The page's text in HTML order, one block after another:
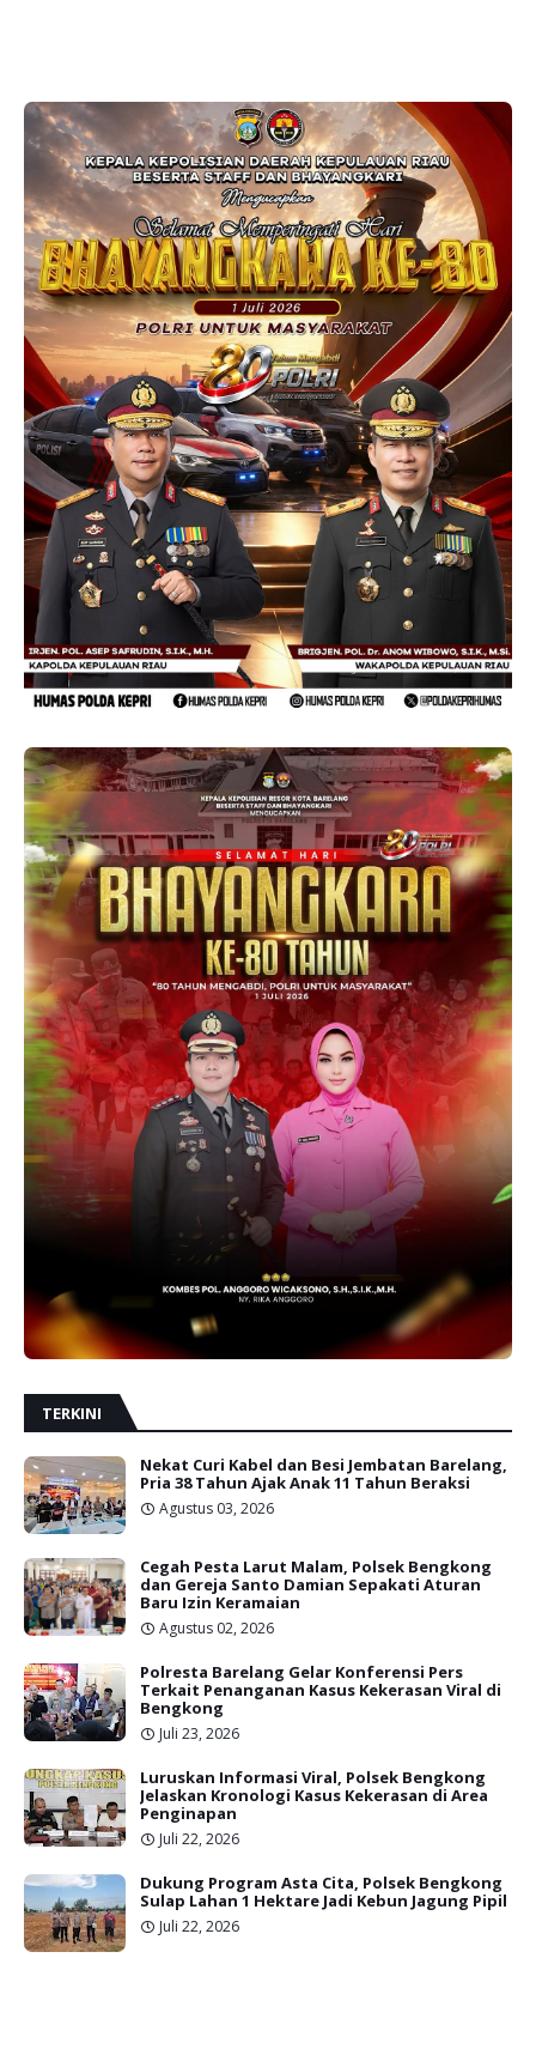
TERKINI
Nekat Curi Kabel dan Besi Jembatan Barelang,
Pria 38 Tahun Ajak Anak 11 Tahun Beraksi
Agustus 03, 2026
Cegah Pesta Larut Malam, Polsek Bengkong
dan Gereja Santo Damian Sepakati Aturan
Baru Izin Keramaian
Agustus 02, 2026
Polresta Barelang Gelar Konferensi Pers
Terkait Penanganan Kasus Kekerasan Viral di
Bengkong
Juli 23, 2026
Luruskan Informasi Viral, Polsek Bengkong
Jelaskan Kronologi Kasus Kekerasan di Area
Penginapan
Juli 22, 2026
Dukung Program Asta Cita, Polsek Bengkong
Sulap Lahan 1 Hektare Jadi Kebun Jagung Pipil
Juli 22, 2026